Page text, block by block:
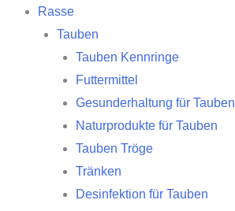
Rasse
Tauben
Tauben Kennringe
Futtermittel
Gesunderhaltung für Tauben
Naturprodukte für Tauben
Tauben Tröge
Tränken
Desinfektion für Tauben